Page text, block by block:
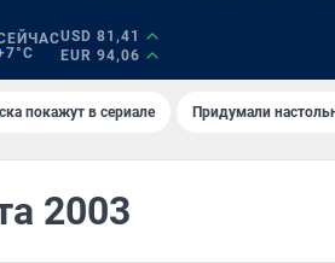
USD 81,41
EUR 94,06
покажут в сериале Придумали
2003